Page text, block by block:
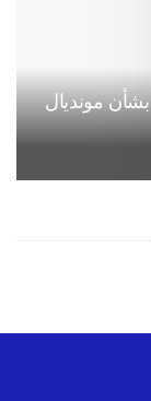
بشأن مونديال